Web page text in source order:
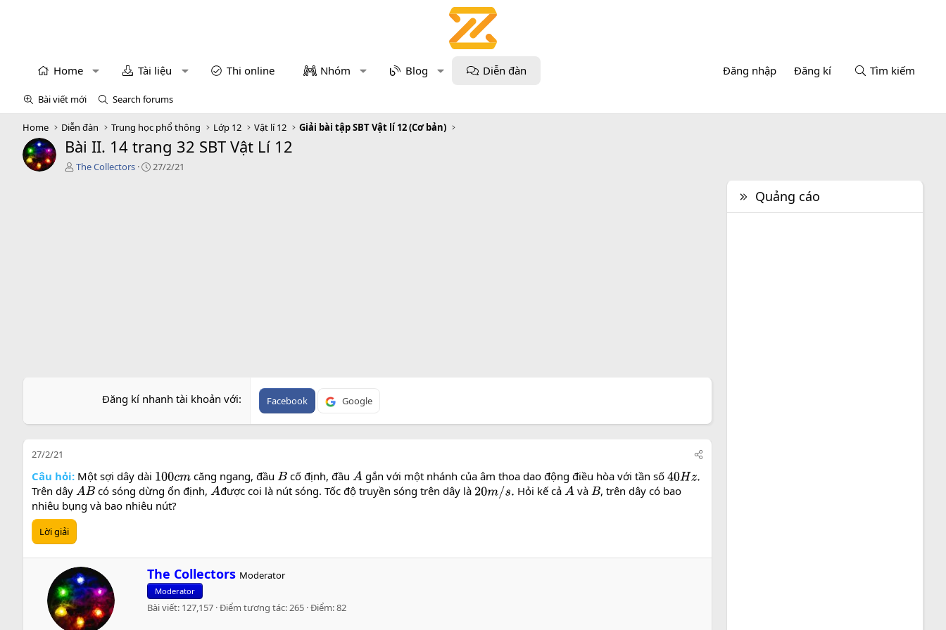
Home Tài liệu Thi online Nhóm Blog Diễn đàn Đăng nhập Đăng kí Tìm kiếm
Bài viết mới Search forums
Home Diễn đàn Trung học phổ thông Lớp 12 Vật lí 12 Giải bài tập SBT Vật lí 12 (Cơ bản)
Bài II. 14 trang 32 SBT Vật Lí 12
T
The Collectors
C
27/2/21
Đăng kí nhanh tài khoản với Facebook Google
27/2/21
Câu hỏi: Một sợi dây dài 100cm căng ngang, đầuBcố định, đầu Agắn với một nhánh của âm thoa dao động điều hòa với tần số 40Hz.
Trên dây AB có sóng dừng ổn định,Ađược coi là nút sóng. Tốc độ truyền sóng trên dây là 20m/s. Hỏi kế cả Avà B , trên dây có bao
nhiêu bụng và bao nhiêu nút?
Lời giải
W
r
i
t
The Collectors Moderator
Moderator
Bài viết 127,157 Điểm tương tác 265 Điểm 82
Quảng cáo